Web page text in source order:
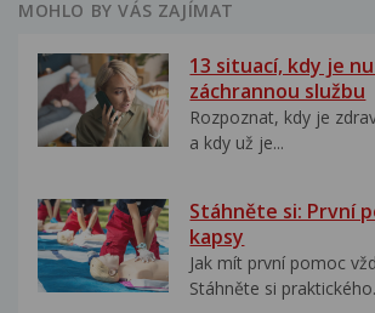
MOHLO BY VÁS ZAJÍMAT
13 situací, kdy je
záchrannou službu
Rozpoznat, kdy je
a kdy už je...
Stáhněte si: První
kapsy
Jak mít první pomoc
Stáhněte si